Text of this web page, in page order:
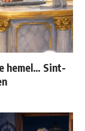
hemel… Sint-